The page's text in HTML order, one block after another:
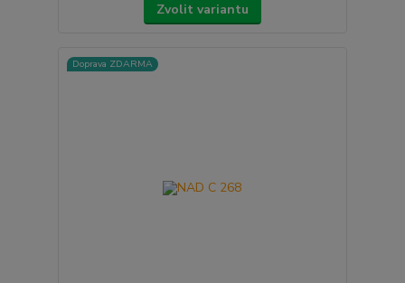
Zvolit variantu
Doprava ZDARMA